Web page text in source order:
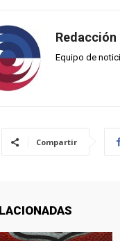
Equipo de
Compartir